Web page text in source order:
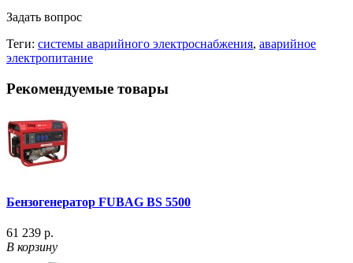
Задать вопрос
Теги: системы аварийного электроснабжения, аварийное
электропитание
Рекомендуемые товары
Бензогенератор FUBAG BS 5500
61 239 р.
В корзину